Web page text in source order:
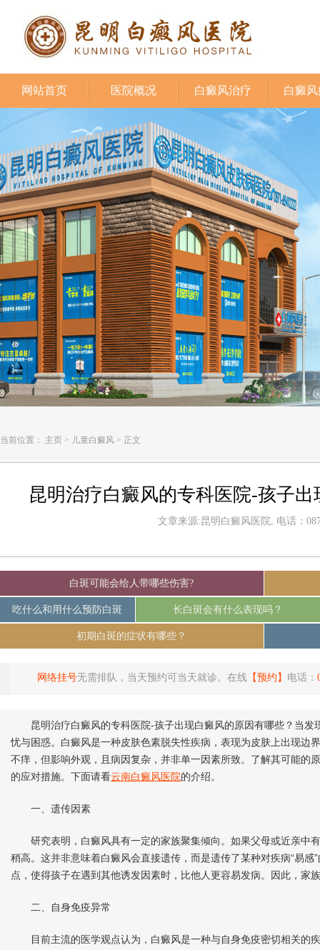
网站首页 医院概况 白癜风治疗 白癜
当前位置： 主页 > 儿童白癜风 > 正文
昆明治疗白癜风的专科医院-孩子
文章来源:昆明白癜风医院, 电话：
白斑可能会给人带哪些伤害?
吃什么和用什么预防白斑 长白斑会有什么表现吗？
初期白斑的症状有哪些？
网络挂号无需排队，当天预约可当天就诊。在线 【预约】 电话：
昆明治疗白癜风的专科医院-孩子出现白癜风的原因有哪些？当发
忧与困惑。白癜风是一种皮肤色素脱失性疾病，表现为皮肤上出现边
不痒，但影响外观，且病因复杂，并非单一因素所致。了解其可能的
的应对措施。下面请看云南白癜风医院的介绍。
一、遗传因素
研究表明，白癜风具有一定的家族聚集倾向。如果父母或近亲中
稍高。这并非意味着白癜风会直接遗传，而是遗传了某种对疾病“易
点，使得孩子在遇到其他诱发因素时，比他人更容易发病。因此，家
二、自身免疫异常
目前主流的医学观点认为，白癜风是一种与自身免疫密切相关的